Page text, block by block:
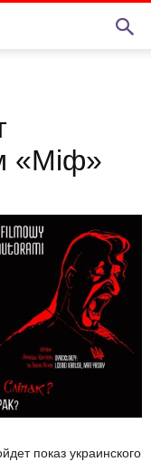
«Міф»
показ украинского